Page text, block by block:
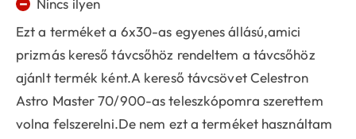
−
Nincs ilyen
Ezt a terméket a 6x30-as egyenes állású,amici
prizmás kereső távcsőhöz rendeltem a távcsőhöz
ajánlt termék ként.A kereső távcsövet Celestron
Astro Master 70/900-as teleszkópomra szerettem
volna felszerelni.De nem ezt a terméket használtam